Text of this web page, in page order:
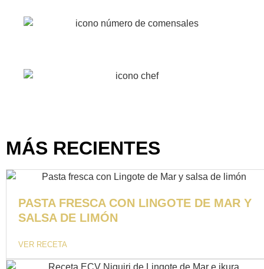
MÁS RECIENTES
PASTA FRESCA CON LINGOTE DE MAR Y
SALSA DE LIMÓN
VER RECETA